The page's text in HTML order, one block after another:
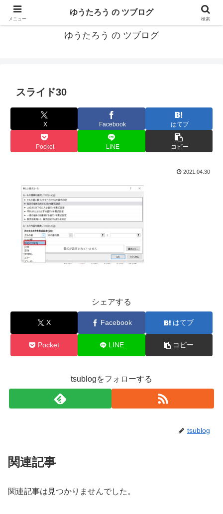
カリフォルニアMBA卒40代がMBA・キャリアとEコマースについて発信
ゆうたろう の ツブログ
スライド30
X Facebook はてブ
Pocket LINE コピー
2021.04.30
シェアする
X Facebook はてブ
Pocket LINE コピー
tsublogをフォローする
tsublog
関連記事
関連記事は見つかりませんでした。
メニュー
ゆうたろう の ツブログ
検索